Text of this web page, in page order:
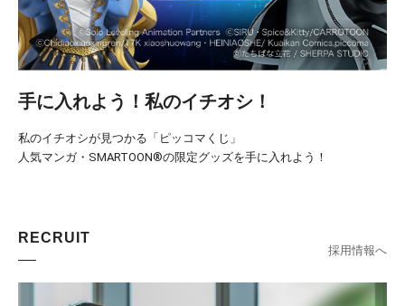
手に入れよう！私のイチオシ！
私のイチオシが見つかる「ピッコマくじ」
人気マンガ・SMARTOON®の限定グッズを手に入れよう！
RECRUIT
採用情報へ